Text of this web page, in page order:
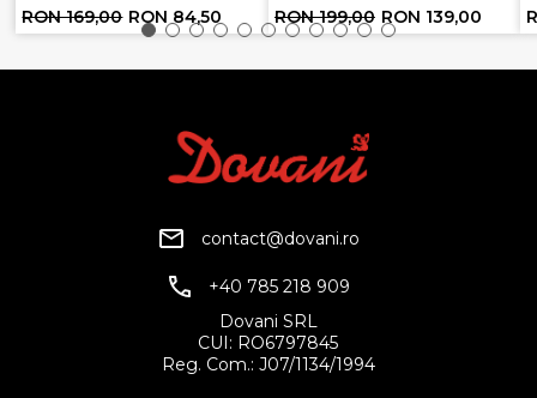
RON 169,00 RON 84,50 RON 199,00 RON 139,00
contact@dovani.ro
+40 785 218 909
Dovani SRL
CUI: RO6797845
Reg. Com.: J07/1134/1994